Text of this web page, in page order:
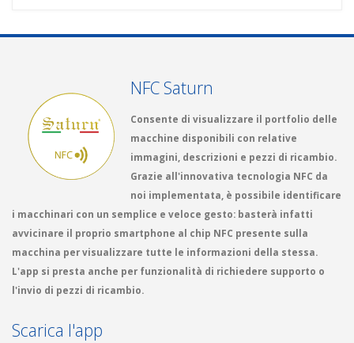
NFC Saturn
Consente di visualizzare il portfolio delle
macchine disponibili con relative
immagini, descrizioni e pezzi di ricambio.
Grazie all'innovativa tecnologia NFC da
noi implementata, è possibile identificare
i macchinari con un semplice e veloce gesto: basterà infatti
avvicinare il proprio smartphone al chip NFC presente sulla
macchina per visualizzare tutte le informazioni della stessa.
L'app si presta anche per funzionalità di richiedere supporto o
l'invio di pezzi di ricambio.
Scarica l'app